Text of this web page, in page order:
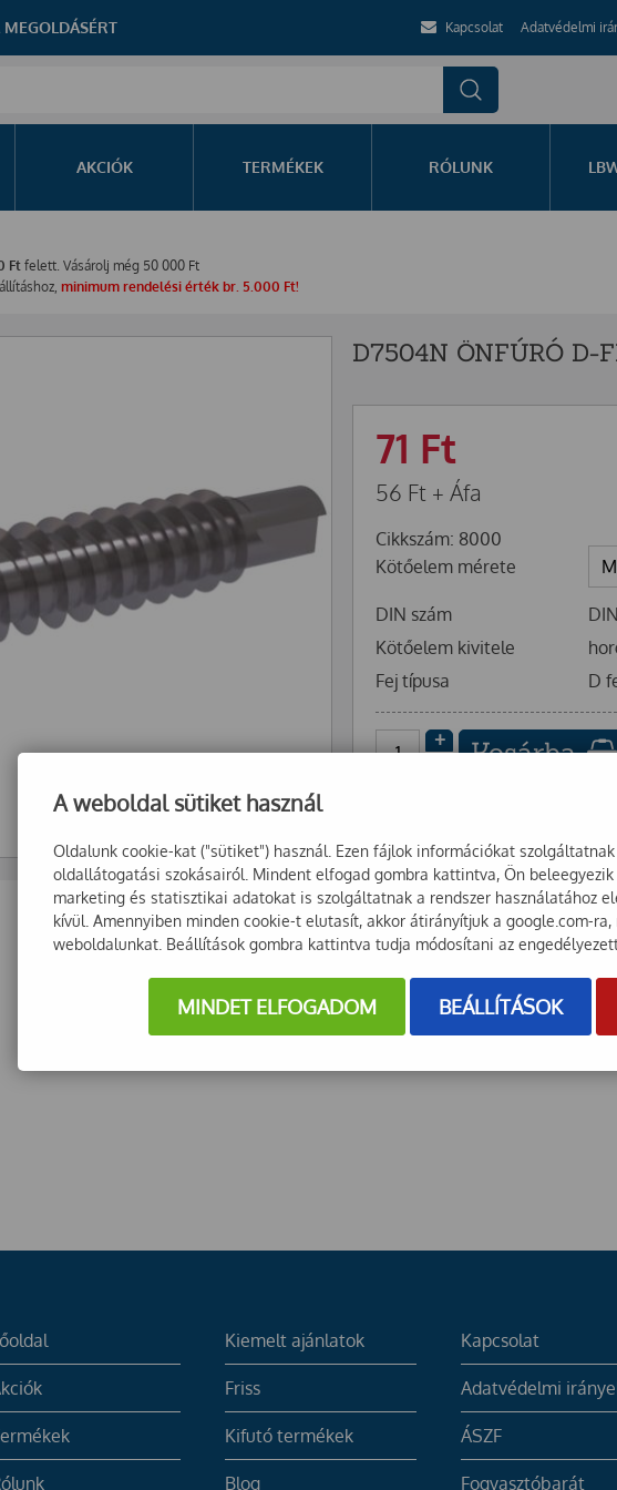
MEGOLDÁSÉRT Kapcsolat Adatvédelmi
AKCIÓK TERMÉKEK RÓLUNK
Ftfelett. Vásárolj még 50 000 Ft
minimum rendelési érték br. 5.000 Ft!
D7504N ÖNFÚRÓ D-
71 Ft
56 Ft + Áfa
Cikkszám: 8000
Kötőelem mérete
DIN szám
Kötőelem kivitele
Fej típusa
D
+
Kosárba
Kiemelt ajánlatok
Friss
Kifutó termékek
Blog
Kapcsolat
Adatvédelmi
ÁSZF
Fogyasztóbarát
A weboldal sütiket használ
Oldalunk cookie-kat ("sütiket") használ. Ezen fájlok információkat
oldallátogatási szokásairól. Mindent elfogad gombra kattintva, Ön
marketing és statisztikai adatokat is szolgáltatnak a rendszer használatához
kívül. Amennyiben minden cookie-t elutasít, akkor átirányítjuk a google.com-
weboldalunkat. Beállítások gombra kattintva tudja módosítani az
MINDET ELFOGADOM BEÁLLÍTÁSOK